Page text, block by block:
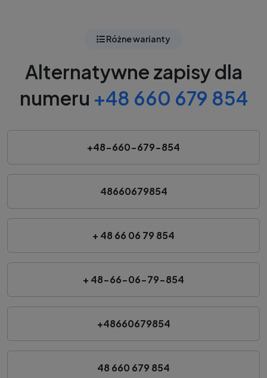
Różne warianty
Alternatywne zapisy dla
numeru +48 660 679 854
+48-660-679-854
48660679854
+ 48 66 06 79 854
+ 48-66-06-79-854
+48660679854
48 660 679 854